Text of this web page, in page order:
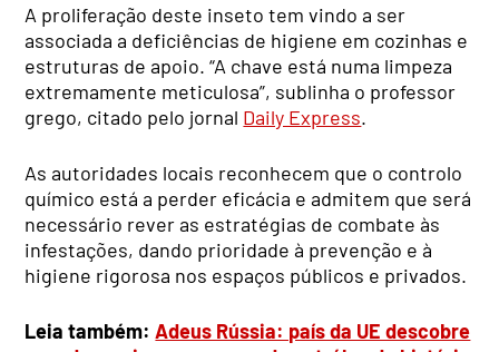
A proliferação deste inseto tem vindo a ser
associada a deficiências de higiene em cozinhas e
estruturas de apoio. “A chave está numa limpeza
extremamente meticulosa”, sublinha o professor
grego, citado pelo jornal Daily Express.
As autoridades locais reconhecem que o controlo
químico está a perder eficácia e admitem que será
necessário rever as estratégias de combate às
infestações, dando prioridade à prevenção e à
higiene rigorosa nos espaços públicos e privados.
Leia também:Adeus Rússia: país da UE descobre